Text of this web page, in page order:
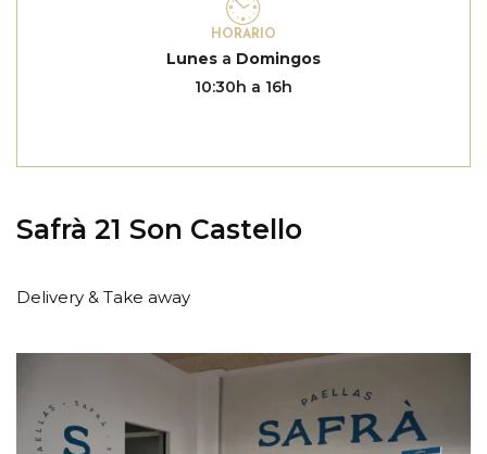
HORARIO
Lunes a Domingos
10:30h a 16h
Safrà 21 Son Castello
Delivery & Take away